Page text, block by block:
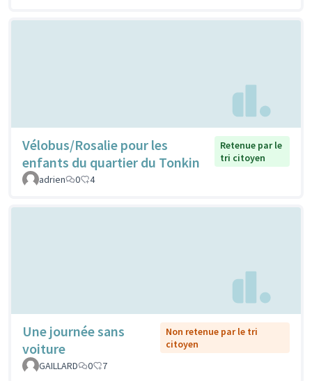
Vélobus/Rosalie pour les
enfants du quartier du Tonkin
Retenue par le
tri citoyen
adrien
0 4
Une journée sans
voiture
Non retenue par le tri
citoyen
GAILLARD
0 7